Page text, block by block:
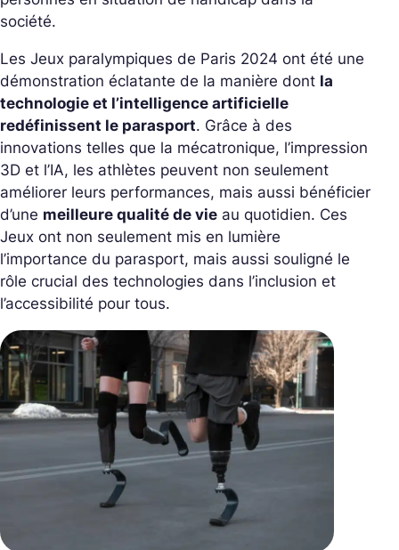
société.
Les Jeux paralympiques de Paris 2024 ont été une
démonstration éclatante de la manière dont la
technologie et l’intelligence artificielle
redéfinissent le parasport. Grâce à des
innovations telles que la mécatronique, l’impression
3D et l’IA, les athlètes peuvent non seulement
améliorer leurs performances, mais aussi bénéficier
d’une meilleure qualité de vie au quotidien. Ces
Jeux ont non seulement mis en lumière
l’importance du parasport, mais aussi souligné le
rôle crucial des technologies dans l’inclusion et
l’accessibilité pour tous.